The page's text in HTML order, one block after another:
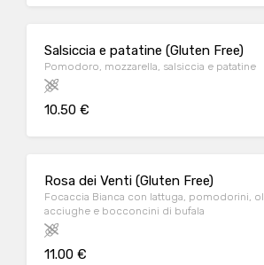
Salsiccia e patatine (Gluten Free)
Pomodoro, mozzarella, salsiccia e patatine
10.50 €
Rosa dei Venti (Gluten Free)
Focaccia Bianca con lattuga, pomodorini,
acciughe e bocconcini di bufala
11.00 €